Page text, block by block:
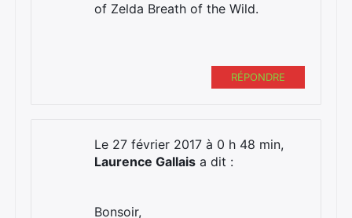
of Zelda Breath of the Wild.
RÉPONDRE
Le 27 février 2017 à 0 h 48 min,
Laurence Gallais a dit :
Bonsoir,